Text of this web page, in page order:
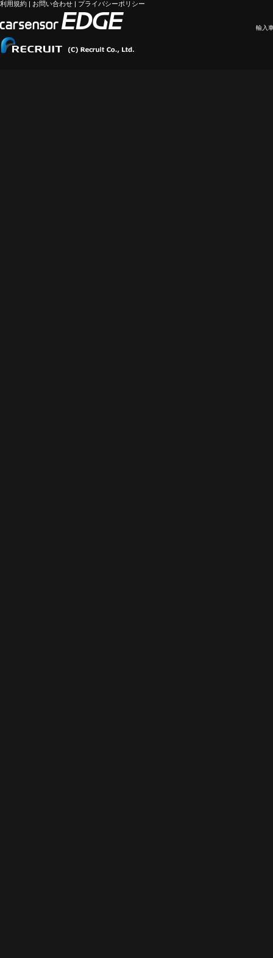
利用規約 | お問い合わせ | プライバシーポリシー
輸入